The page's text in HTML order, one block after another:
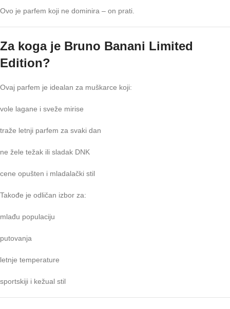
Ovo je parfem koji ne dominira – on prati.
Za koga je Bruno Banani Limited
Edition?
Ovaj parfem je idealan za muškarce koji:
vole lagane i sveže mirise
traže letnji parfem za svaki dan
ne žele težak ili sladak DNK
cene opušten i mladalački stil
Takođe je odličan izbor za:
mlađu populaciju
putovanja
letnje temperature
sportskiji i kežual stil